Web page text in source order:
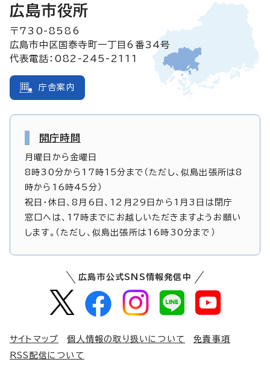
広島市役所
〒730-8586
広島市中区国泰寺町一丁目6番34号
代表電話：082-245-2111
庁舎案内
開庁時間
月曜日から金曜日
8時30分から17時15分まで（ただし、似島出張所は8
時から16時45分）
祝日・休日、8月6日、12月29日から1月3日は閉庁
窓口へは、17時までにお越しいただきますようお願い
します。（ただし、似島出張所は16時30分まで）
広島市公式SNS情報発信中
サイトマップ 個人情報の取り扱いについて
免責事項
RSS配信について